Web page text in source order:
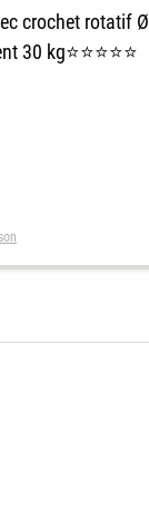
crochet rotatif Ø
30 kg⭐⭐⭐⭐⭐